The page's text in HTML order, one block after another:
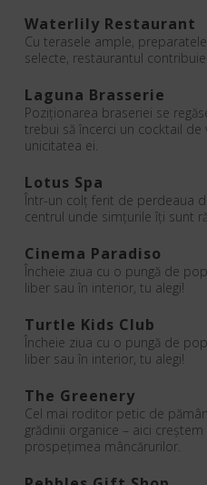
Waterlily Restaurant
Cu terasele ample,
selecte, restaurantul
Laguna Brasserie
Poziționarea braseriei se
trebui să încerci un cocktail
unicitatea ei.
Lotus Spa
Într-un colț ferit de perdeaua
centrul unde simțurile îți sunt
Cinema Paradiso
Încheie ziua cu o pungă de
liber sau în interior, tu alegi!
Turtle Kids Club
Încheie ziua cu o pungă de
liber sau în interior, tu alegi!
The Greenery
Cel mai roditor petic de
grădinii organice – aici
prospețimea mâncărurilor.